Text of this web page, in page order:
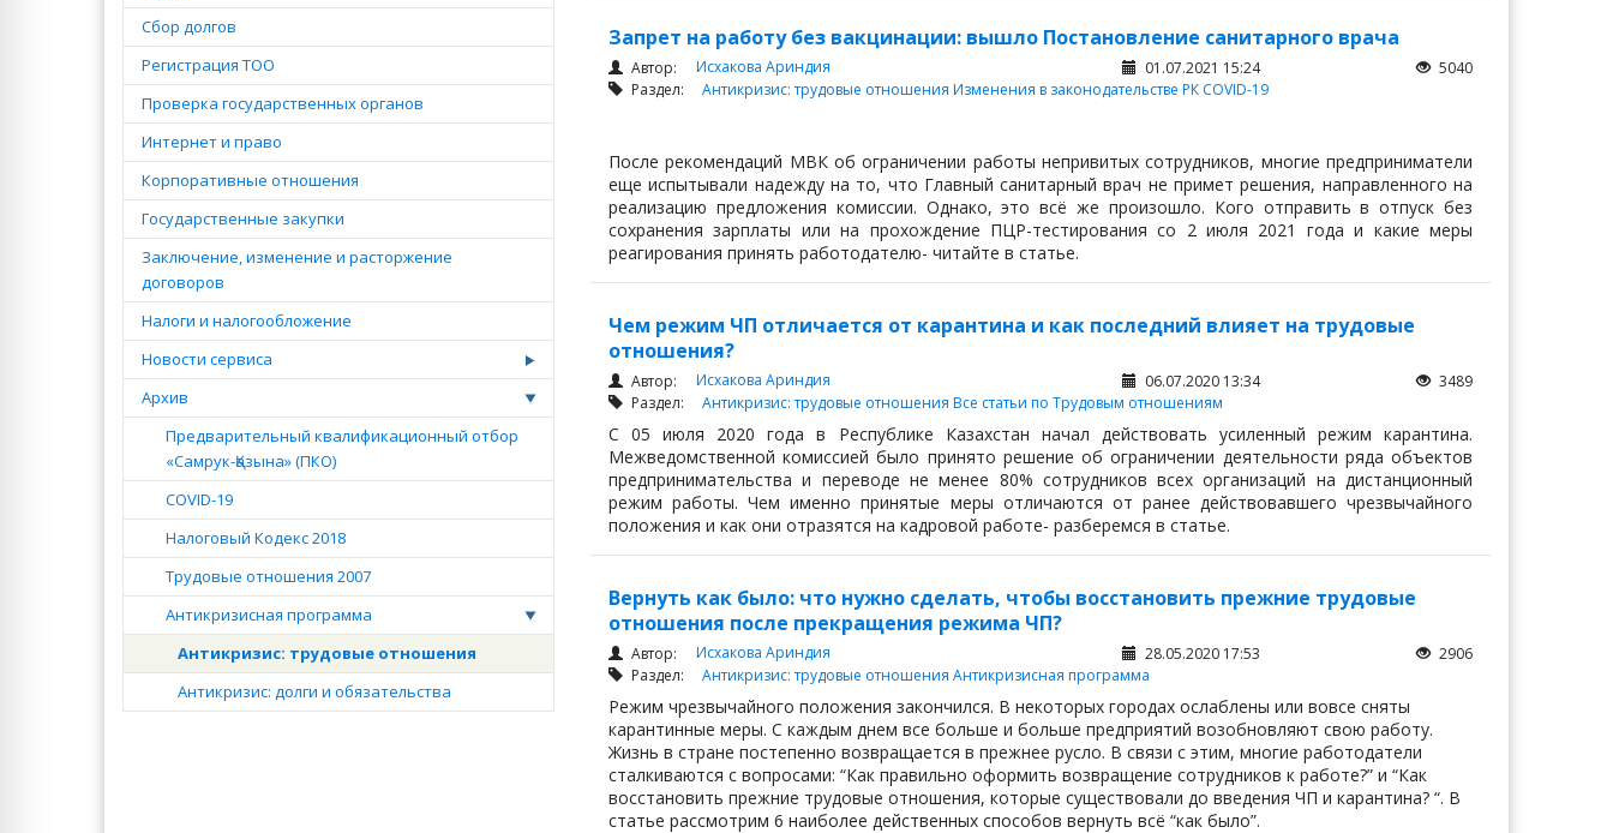
Сбор долгов
Регистрация ТОО
Проверка государственных органов
Интернет и право
Корпоративные отношения
Государственные закупки
Заключение, изменение и расторжение
договоров
Налоги и налогообложение
Новости сервиса
Архив
Предварительный квалификационный отбор
«Самрук-Қазына» (ПКО)
COVID-19
Налоговый Кодекс 2018
Трудовые отношения 2007
Антикризисная программа
Антикризис: трудовые отношения
Антикризис: долги и обязательства
Запрет на работу без вакцинации: вышло Постановление санитарного врача
Автор: Исхакова Ариндия 01.07.2021 15:24
5040
Раздел: Антикризис: трудовые отношения Изменения в законодательстве РК COVID-19
После рекомендаций МВК об ограничении работы непривитых сотрудников, многие предприниматели
еще испытывали надежду на то, что Главный санитарный врач не примет решения, направленного на
реализацию предложения комиссии. Однако, это всё же произошло. Кого отправить в отпуск без
сохранения зарплаты или на прохождение ПЦР-тестирования со 2 июля 2021 года и какие меры
реагирования принять работодателю- читайте в статье.
Чем режим ЧП отличается от карантина и как последний влияет на трудовые
отношения?
Автор: Исхакова Ариндия 06.07.2020 13:34
3489
Раздел: Антикризис: трудовые отношения Все статьи по Трудовым отношениям
С 05 июля 2020 года в Республике Казахстан начал действовать усиленный режим карантина.
Межведомственной комиссией было принято решение об ограничении деятельности ряда объектов
предпринимательства и переводе не менее 80% сотрудников всех организаций на дистанционный
режим работы. Чем именно принятые меры отличаются от ранее действовавшего чрезвычайного
положения и как они отразятся на кадровой работе- разберемся в статье.
Вернуть как было: что нужно сделать, чтобы восстановить прежние трудовые
отношения после прекращения режима ЧП?
Автор: Исхакова Ариндия 28.05.2020 17:53
2906
Раздел: Антикризис: трудовые отношения Антикризисная программа
Режим чрезвычайного положения закончился. В некоторых городах ослаблены или вовсе сняты
карантинные меры. С каждым днем все больше и больше предприятий возобновляют свою работу.
Жизнь в стране постепенно возвращается в прежнее русло. В связи с этим, многие работодатели
сталкиваются с вопросами: “Как правильно оформить возвращение сотрудников к работе?” и “Как
восстановить прежние трудовые отношения, которые существовали до введения ЧП и карантина? “. В
статье рассмотрим 6 наиболее действенных способов вернуть всё “как было”.